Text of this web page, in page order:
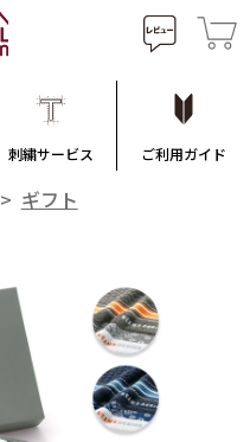
刺繍サービス ご利用ガイド
> ギフト